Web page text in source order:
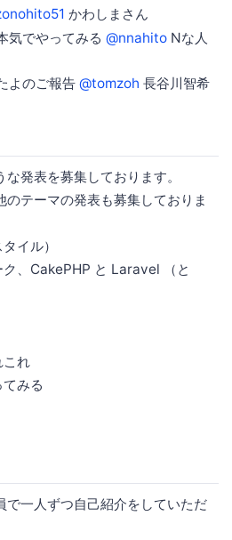
かわしまさん
気でやってみる @nnahito Nな人
よのご報告 @tomzoh 長谷川智希
発表を募集しております。
のテーマの発表も募集しておりま
イル）
、CakePHP と Laravel （と
これ
みる
で一人ずつ自己紹介をしていただ